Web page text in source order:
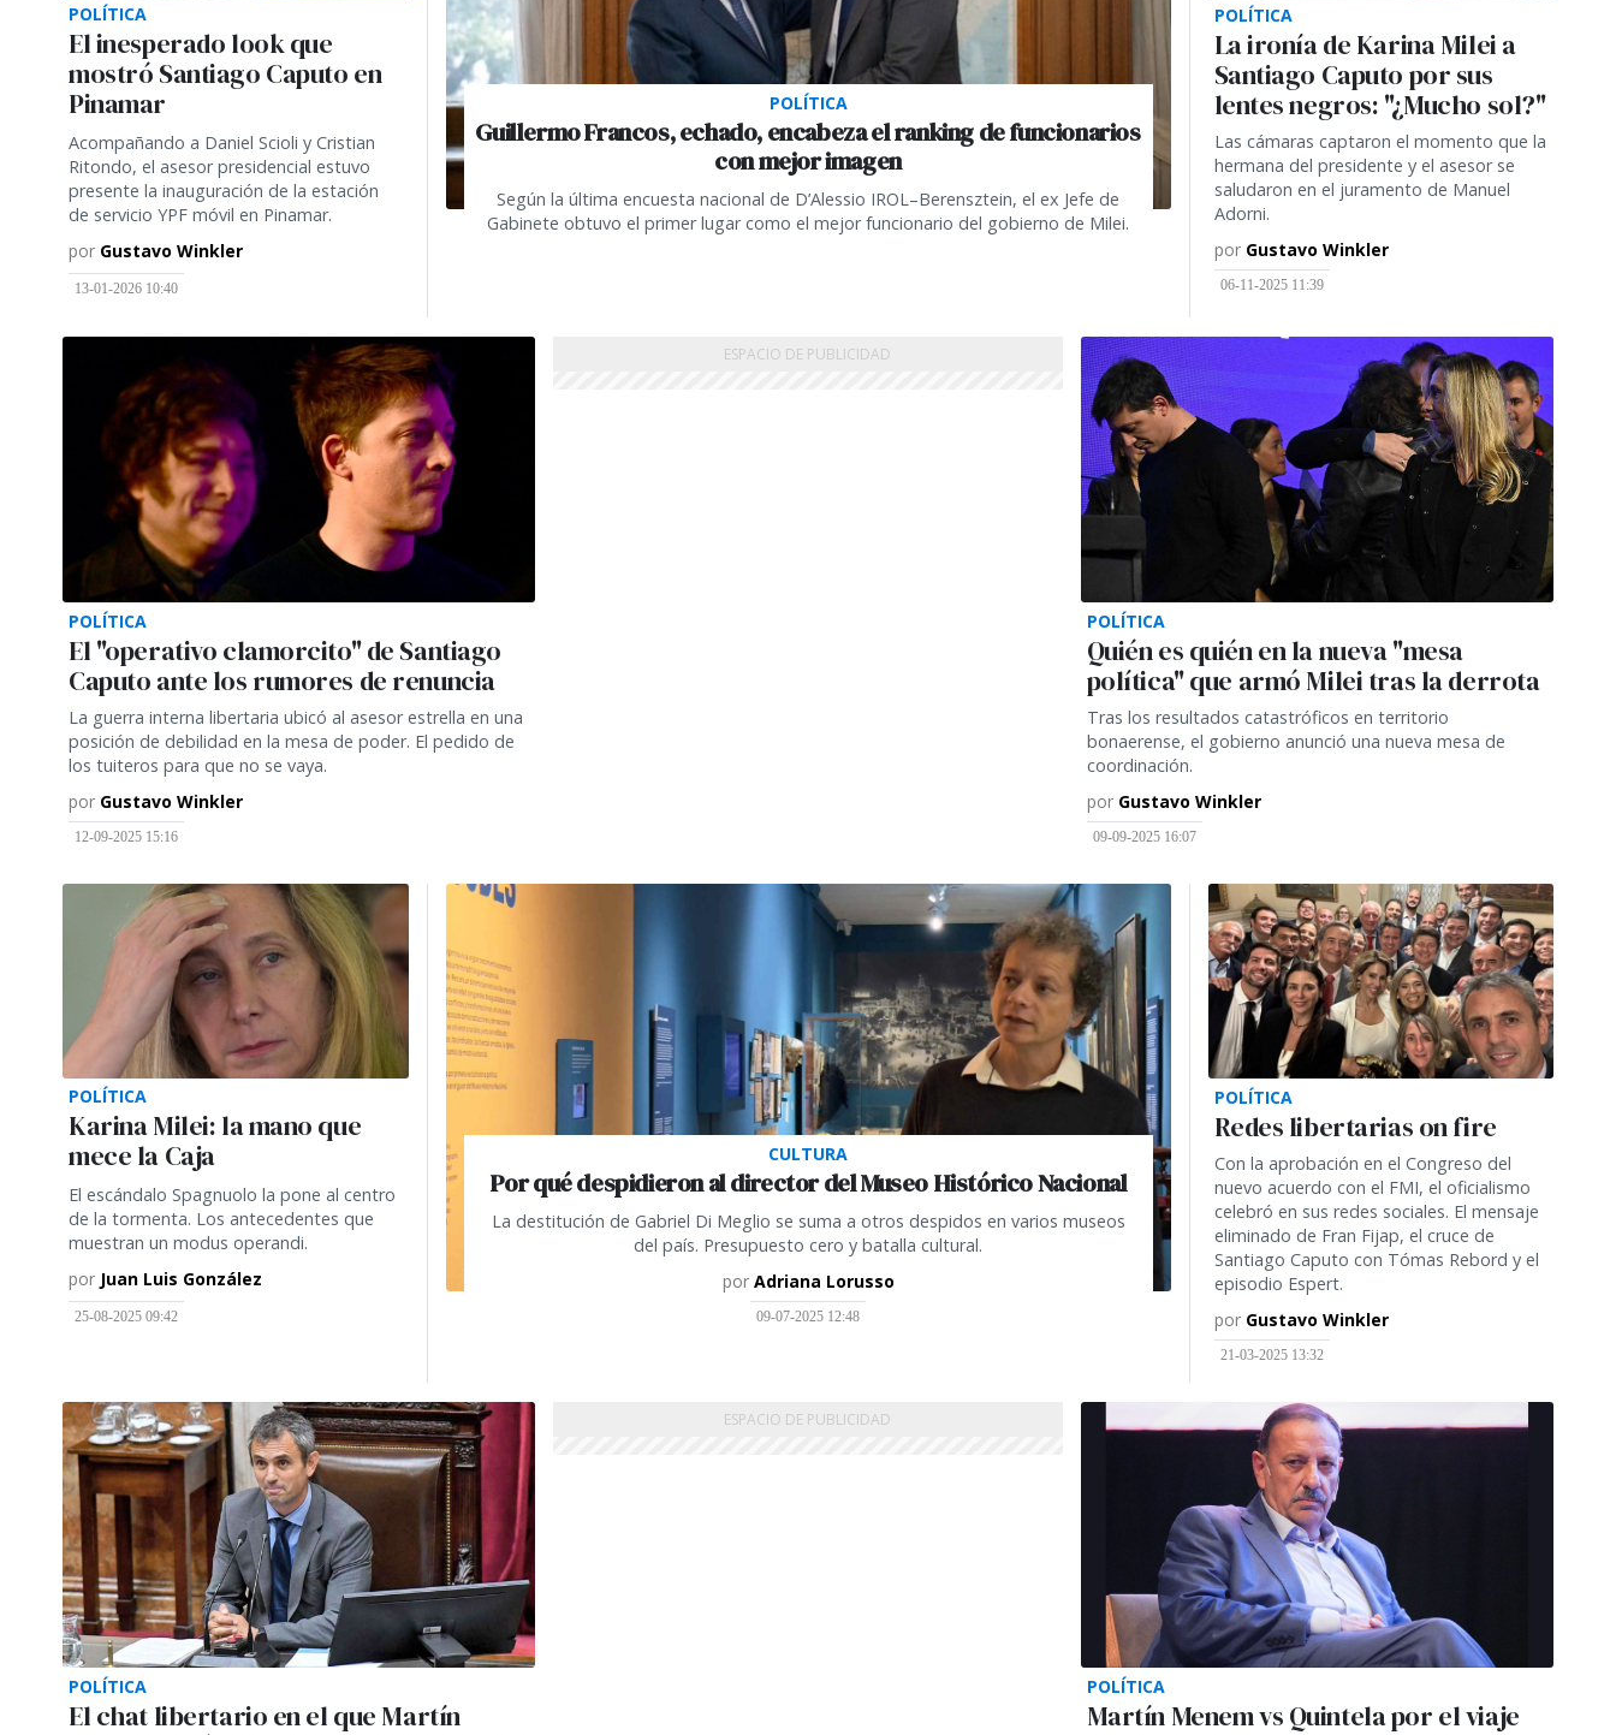
POLÍTICA
El inesperado look que
mostró Santiago Caputo en
Pinamar
Acompañando a Daniel Scioli y Cristian
Ritondo, el asesor presidencial estuvo
presente la inauguración de la estación
de servicio YPF móvil en Pinamar.
por Gustavo Winkler
13-01-2026 10:40
POLÍTICA
Guillermo Francos, echado, encabeza el ranking de funcionarios
con mejor imagen
Según la última encuesta nacional de D’Alessio IROL–Berensztein, el ex Jefe de
Gabinete obtuvo el primer lugar como el mejor funcionario del gobierno de Milei.
POLÍTICA
La ironía de Karina Milei a
Santiago Caputo por sus
lentes negros: "¿Mucho sol?"
Las cámaras captaron el momento que la
hermana del presidente y el asesor se
saludaron en el juramento de Manuel
Adorni.
por Gustavo Winkler
06-11-2025 11:39
POLÍTICA
El "operativo clamorcito" de Santiago
Caputo ante los rumores de renuncia
La guerra interna libertaria ubicó al asesor estrella en una
posición de debilidad en la mesa de poder. El pedido de
los tuiteros para que no se vaya.
por Gustavo Winkler
12-09-2025 15:16
POLÍTICA
Quién es quién en la nueva "mesa
política" que armó Milei tras la derrota
Tras los resultados catastróficos en territorio
bonaerense, el gobierno anunció una nueva mesa de
coordinación.
por Gustavo Winkler
09-09-2025 16:07
POLÍTICA
Karina Milei: la mano que
mece la Caja
El escándalo Spagnuolo la pone al centro
de la tormenta. Los antecedentes que
muestran un modus operandi.
por Juan Luis González
25-08-2025 09:42
CULTURA
Por qué despidieron al director del Museo Histórico Nacional
La destitución de Gabriel Di Meglio se suma a otros despidos en varios museos
del país. Presupuesto cero y batalla cultural.
por Adriana Lorusso
09-07-2025 12:48
POLÍTICA
Redes libertarias on fire
Con la aprobación en el Congreso del
nuevo acuerdo con el FMI, el oficialismo
celebró en sus redes sociales. El mensaje
eliminado de Fran Fijap, el cruce de
Santiago Caputo con Tómas Rebord y el
episodio Espert.
por Gustavo Winkler
21-03-2025 13:32
POLÍTICA
El chat libertario en el que Martín
POLÍTICA
Martín Menem vs Quintela por el viaje